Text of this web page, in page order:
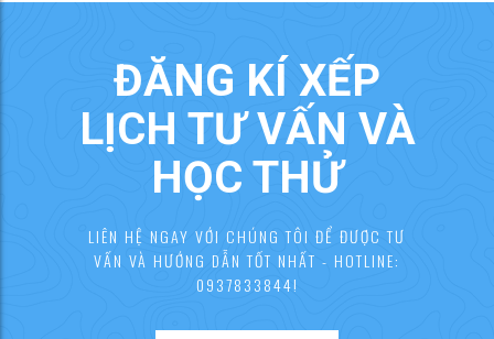
ĐĂNG KÍ XẾP
LỊCH TƯ VẤN VÀ
HỌC THỬ
LIÊN HỆ NGAY VỚI CHÚNG TÔI ĐỂ ĐƯỢC TƯ
VẤN VÀ HƯỚNG DẪN TỐT NHẤT - HOTLINE:
0937833844!